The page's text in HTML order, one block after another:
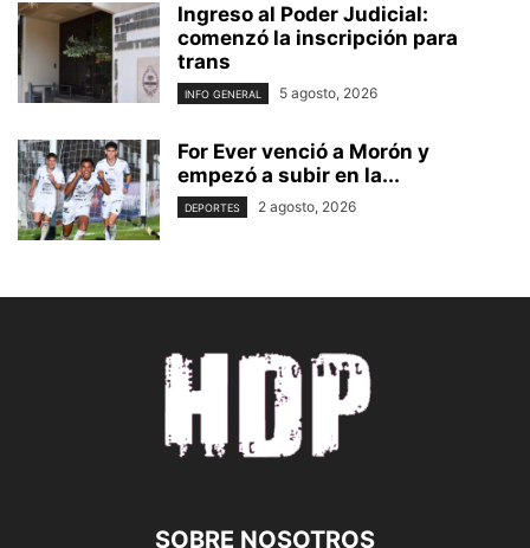
Ingreso al Poder Judicial:
comenzó la inscripción para
trans
INFO GENERAL 5 agosto, 2026
For Ever venció a Morón y
empezó a subir en la...
DEPORTES 2 agosto, 2026
SOBRE NOSOTROS